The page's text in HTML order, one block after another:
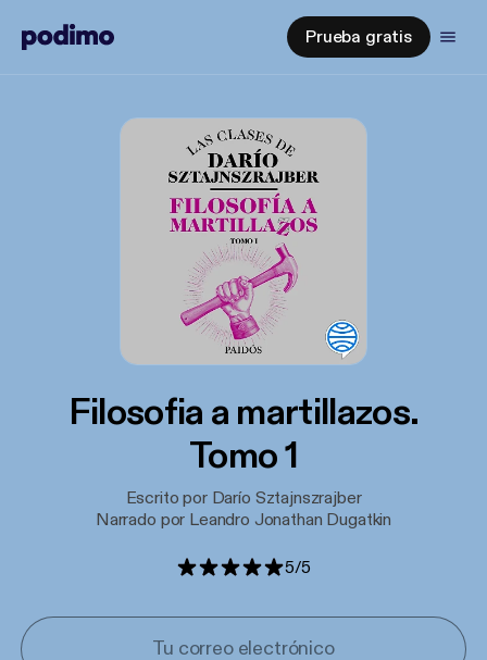
Prueba gratis
Filosofia a martillazos.
Tomo 1
Escrito por Darío Sztajnszrajber
Narrado por Leandro Jonathan Dugatkin
5/5